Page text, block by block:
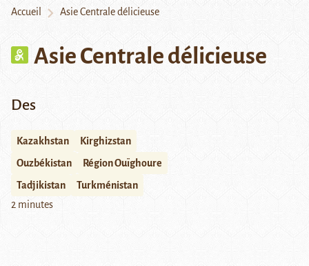
Accueil Asie Centrale délicieuse
Asie Centrale délicieuse
Des
Kazakhstan
Kirghizstan
Ouzbékistan
Région Ouïghoure
Tadjikistan
Turkménistan
2 minutes